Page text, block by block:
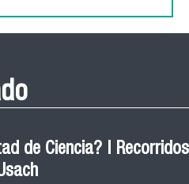
de Ciencia? | Recorridos